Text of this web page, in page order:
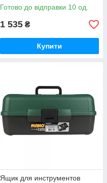
Готово до відправки 10 од.
1 535 ₴
Купити
Ящик для инструментов